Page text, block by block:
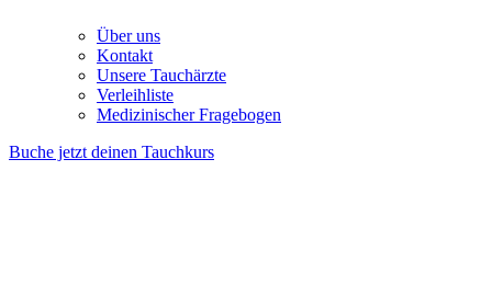
Über uns
Kontakt
Unsere Tauchärzte
Verleihliste
Medizinischer Fragebogen
Buche jetzt deinen Tauchkurs